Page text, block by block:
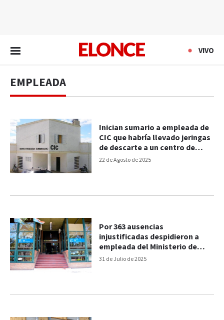
VIVO
EMPLEADA
22 de Agosto de 2025
Inician sumario a empleada de
CIC que habría llevado jeringas
de descarte a un centro de
belleza
31 de Julio de 2025
Por 363 ausencias
injustificadas despidieron a
empleada del Ministerio de
salud de Entre Ríos